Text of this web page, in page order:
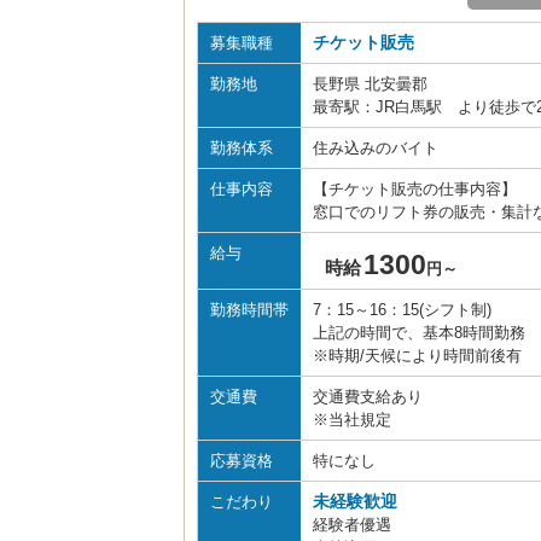
募集職種 チケット販売
勤務地
長野県 北安曇郡
最寄駅：JR白馬駅 より徒歩で
勤務体系 住み込みのバイト
仕事内容
【チケット販売の仕事内容】
窓口でのリフト券の販売・集計
給与
時給1300 円～
勤務時間帯
7：15～16：15(シフト制)
上記の時間で、基本8時間勤務
※時期/天候により時間前後有
交通費
交通費支給あり
※当社規定
応募資格 特になし
こだわり 未経験歓迎
経験者優遇